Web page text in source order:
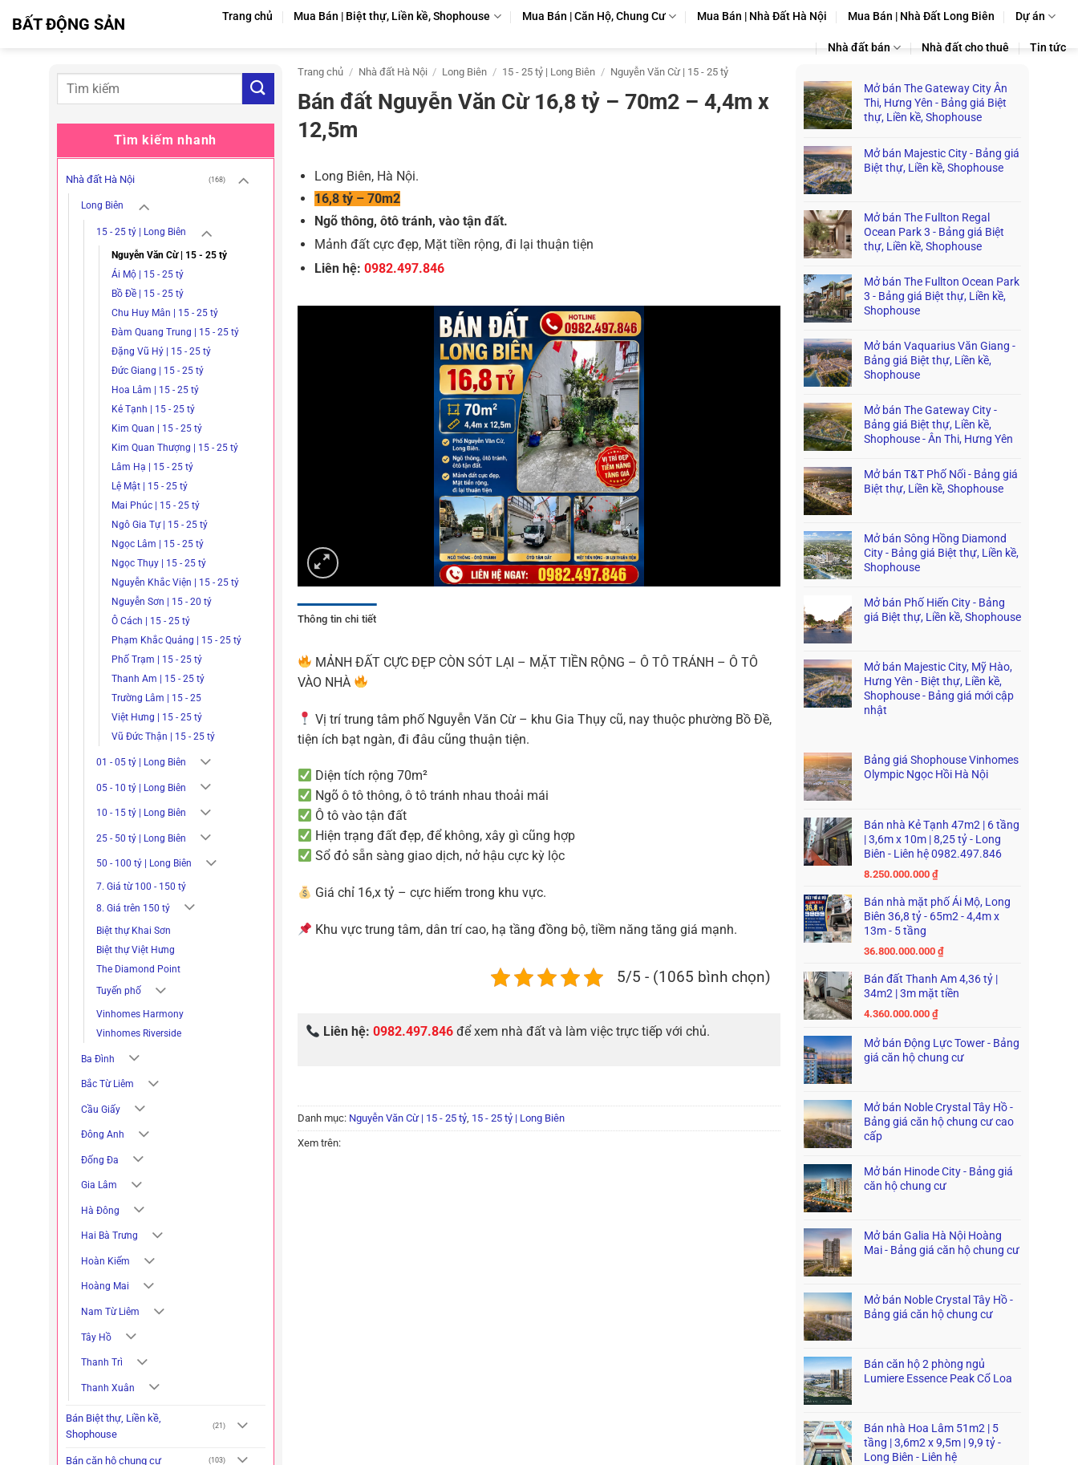
quaBẤT ĐỘNG SẢN Trang chủ Mua Bán | Biệt thự, Liền kề, Shophouse Mua Bán | Căn Hộ, Chung Cư Mua Bán | Nhà Đất Hà Nội Mua Bán | Nhà Đất Long Biên Dự án
Nhà đất bán Nhà đất cho thuê Tin tức
Tìm kiếm nhanh
Nhà đất Hà Nội (168)
Long Biên
15 - 25 tỷ | Long Biên
Nguyễn Văn Cừ | 15 - 25 tỷ
Ái Mộ | 15 - 25 tỷ
Bồ Đề | 15 - 25 tỷ
Chu Huy Mân | 15 - 25 tỷ
Đàm Quang Trung | 15 - 25 tỷ
Đặng Vũ Hỷ | 15 - 25 tỷ
Đức Giang | 15 - 25 tỷ
Hoa Lâm | 15 - 25 tỷ
Kẻ Tạnh | 15 - 25 tỷ
Kim Quan | 15 - 25 tỷ
Kim Quan Thượng | 15 - 25 tỷ
Lâm Hạ | 15 - 25 tỷ
Lệ Mật | 15 - 25 tỷ
Mai Phúc | 15 - 25 tỷ
Ngô Gia Tự | 15 - 25 tỷ
Ngọc Lâm | 15 - 25 tỷ
Ngọc Thụy | 15 - 25 tỷ
Nguyễn Khắc Viện | 15 - 25 tỷ
Nguyễn Sơn | 15 - 20 tỷ
Ô Cách | 15 - 25 tỷ
Phạm Khắc Quảng | 15 - 25 tỷ
Phố Trạm | 15 - 25 tỷ
Thanh Am | 15 - 25 tỷ
Trường Lâm | 15 - 25
Việt Hưng | 15 - 25 tỷ
Vũ Đức Thận | 15 - 25 tỷ
01 - 05 tỷ | Long Biên
05 - 10 tỷ | Long Biên
10 - 15 tỷ | Long Biên
25 - 50 tỷ | Long Biên
50 - 100 tỷ | Long Biên
7. Giá từ 100 - 150 tỷ
8. Giá trên 150 tỷ
Biệt thự Khai Sơn
Biệt thự Việt Hưng
The Diamond Point
Tuyến phố
Vinhomes Harmony
Vinhomes Riverside
Ba Đình
Bắc Từ Liêm
Cầu Giấy
Đông Anh
Đống Đa
Gia Lâm
Hà Đông
Hai Bà Trưng
Hoàn Kiếm
Hoàng Mai
Nam Từ Liêm
Tây Hồ
Thanh Trì
Thanh Xuân
Bán Biệt thự, Liền kề,
Shophouse
(21)
Bán căn hộ chung cư (103)
Trang chủ / Nhà đất Hà Nội / Long Biên / 15 - 25 tỷ | Long Biên / Nguyễn Văn Cừ | 15 - 25 tỷ
Bán đất Nguyễn Văn Cừ 16,8 tỷ – 70m2 – 4,4m x
12,5m
Long Biên, Hà Nội.
16,8 tỷ – 70m2
Ngõ thông, ôtô tránh, vào tận đất.
Mảnh đất cực đẹp, Mặt tiền rộng, đi lại thuận tiện
Liên hệ: 0982.497.846
Thông tin chi tiết
MẢNH ĐẤT CỰC ĐẸP CÒN SÓT LẠI – MẶT TIỀN RỘNG – Ô TÔ TRÁNH – Ô TÔ
VÀO NHÀ
Vị trí trung tâm phố Nguyễn Văn Cừ – khu Gia Thụy cũ, nay thuộc phường Bồ Đề,
tiện ích bạt ngàn, đi đâu cũng thuận tiện.
Diện tích rộng 70m²
Ngõ ô tô thông, ô tô tránh nhau thoải mái
Ô tô vào tận đất
Hiện trạng đất đẹp, để không, xây gì cũng hợp
Sổ đỏ sẵn sàng giao dịch, nở hậu cực kỳ lộc
Giá chỉ 16,x tỷ – cực hiếm trong khu vực.
Khu vực trung tâm, dân trí cao, hạ tầng đồng bộ, tiềm năng tăng giá mạnh.
5/5 - (1065 bình chọn)
Liên hệ:0982.497.846 để xem nhà đất và làm việc trực tiếp với chủ.
Danh mục: Nguyễn Văn Cừ | 15 - 25 tỷ, 15 - 25 tỷ | Long Biên
Xem trên:
Mở bán The Gateway City Ân
Thi, Hưng Yên - Bảng giá Biệt
thự, Liền kề, Shophouse
Mở bán Majestic City - Bảng giá
Biệt thự, Liền kề, Shophouse
Mở bán The Fullton Regal
Ocean Park 3 - Bảng giá Biệt
thự, Liền kề, Shophouse
Mở bán The Fullton Ocean Park
3 - Bảng giá Biệt thự, Liền kề,
Shophouse
Mở bán Vaquarius Văn Giang -
Bảng giá Biệt thự, Liền kề,
Shophouse
Mở bán The Gateway City -
Bảng giá Biệt thự, Liền kề,
Shophouse - Ân Thi, Hưng Yên
Mở bán T&T Phố Nối - Bảng giá
Biệt thự, Liền kề, Shophouse
Mở bán Sông Hồng Diamond
City - Bảng giá Biệt thự, Liền kề,
Shophouse
Mở bán Phố Hiến City - Bảng
giá Biệt thự, Liền kề, Shophouse
Mở bán Majestic City, Mỹ Hào,
Hưng Yên - Biệt thự, Liền kề,
Shophouse - Bảng giá mới cập
nhật
Bảng giá Shophouse Vinhomes
Olympic Ngọc Hồi Hà Nội
Bán nhà Kẻ Tạnh 47m2 | 6 tầng
| 3,6m x 10m | 8,25 tỷ - Long
Biên - Liên hệ 0982.497.846
8.250.000.000₫
Bán nhà mặt phố Ái Mộ, Long
Biên 36,8 tỷ - 65m2 - 4,4m x
13m - 5 tầng
36.800.000.000₫
Bán đất Thanh Am 4,36 tỷ |
34m2 | 3m mặt tiền
4.360.000.000₫
Mở bán Động Lực Tower - Bảng
giá căn hộ chung cư
Mở bán Noble Crystal Tây Hồ -
Bảng giá căn hộ chung cư cao
cấp
Mở bán Hinode City - Bảng giá
căn hộ chung cư
Mở bán Galia Hà Nội Hoàng
Mai - Bảng giá căn hộ chung cư
Mở bán Noble Crystal Tây Hồ -
Bảng giá căn hộ chung cư
Bán căn hộ 2 phòng ngủ
Lumiere Essence Peak Cổ Loa
Bán nhà Hoa Lâm 51m2 | 5
tầng | 3,6m2 x 9,5m | 9,9 tỷ -
Long Biên - Liên hệ